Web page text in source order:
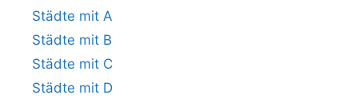
Städte mit A
Städte mit B
Städte mit C
Städte mit D